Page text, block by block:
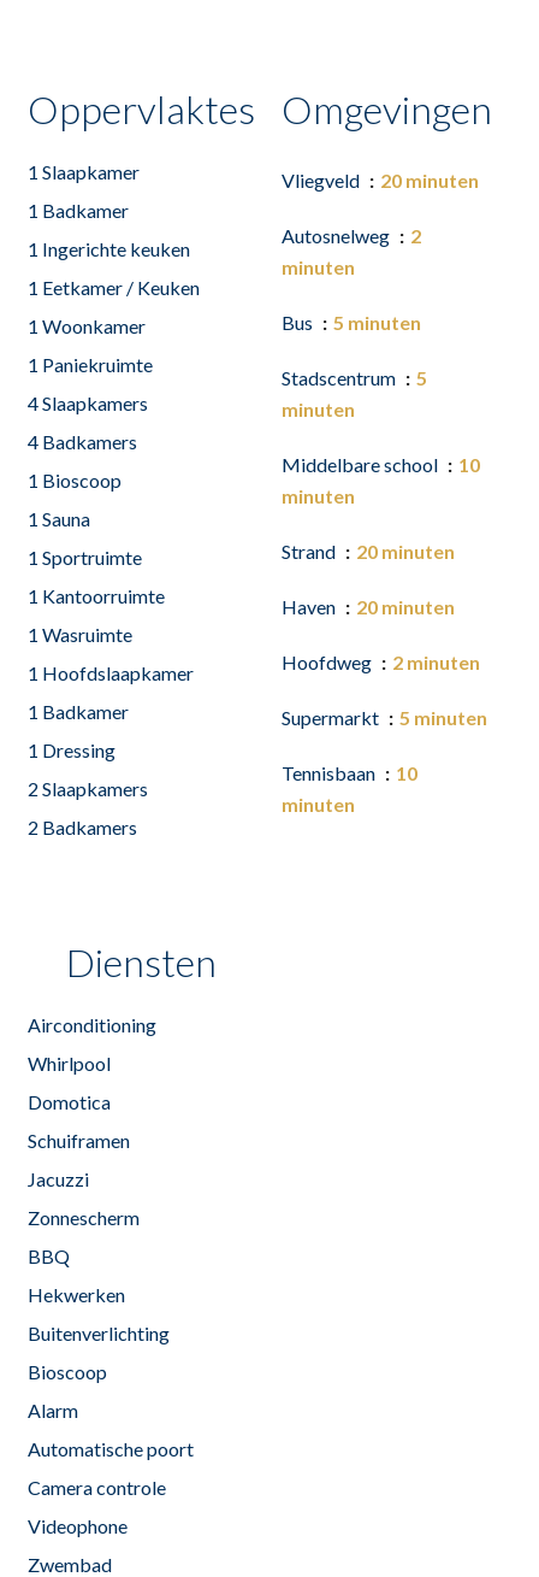
Oppervlaktes
1 Slaapkamer
1 Badkamer
1 Ingerichte keuken
1 Eetkamer / Keuken
1 Woonkamer
1 Paniekruimte
4 Slaapkamers
4 Badkamers
1 Bioscoop
1 Sauna
1 Sportruimte
1 Kantoorruimte
1 Wasruimte
1 Hoofdslaapkamer
1 Badkamer
1 Dressing
2 Slaapkamers
2 Badkamers
Omgevingen
Vliegveld 20 minuten
Autosnelweg
2
minuten
Bus 5 minuten
Stadscentrum
5
minuten
Middelbare school
10
minuten
Strand 20 minuten
Haven 20 minuten
Hoofdweg 2 minuten
Supermarkt 5 minuten
Tennisbaan
10
minuten
Diensten
Airconditioning
Whirlpool
Domotica
Schuiframen
Jacuzzi
Zonnescherm
BBQ
Hekwerken
Buitenverlichting
Bioscoop
Alarm
Automatische poort
Camera controle
Videophone
Zwembad